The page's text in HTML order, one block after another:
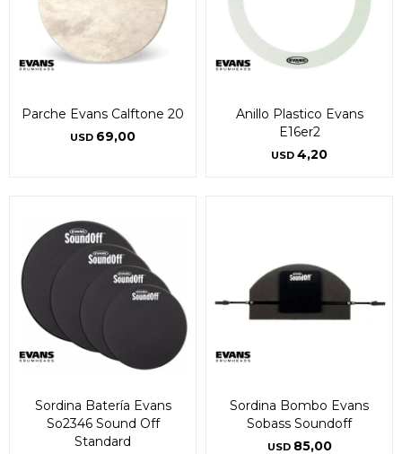
Parche Evans Calftone 20
USD 69,00
Anillo Plastico Evans
E16er2
USD 4,20
Sordina Batería Evans
So2346 Sound Off
Standard
Sordina Bombo Evans
Sobass Soundoff
USD 85,00